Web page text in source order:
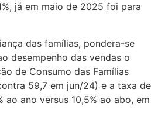
já em maio de 2025 foi para
das famílias, pondera-se
desempenho das vendas o
de Consumo das Famílias
59,7 em jun/24) e a taxa de
ao ano versus 10,5% ao abo, em